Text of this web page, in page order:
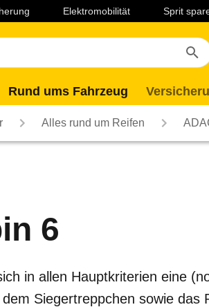
Elektromobilität Sprit
Rund ums Fahrzeug
Alles rund um Reifen
6
in allen Hauptkriterien eine
Siegertreppchen sowie das